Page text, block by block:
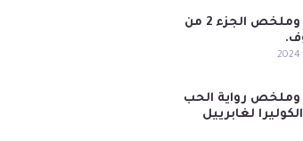
مراجعة وملخص الجزء 2 من
وملخص رواية الحب
لغابرييل